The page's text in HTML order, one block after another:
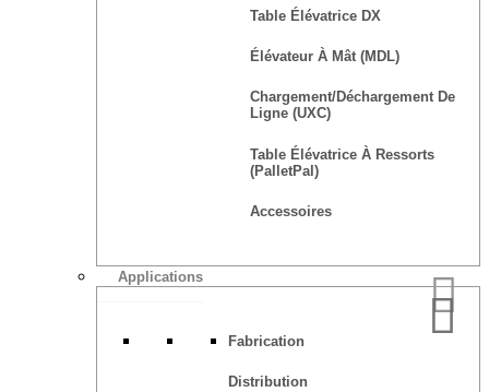
Table Élévatrice DX
Élévateur À Mât (MDL)
Chargement/déchargement De
Ligne (UXC)
Table Élévatrice À Ressorts
(PalletPal)
Accessoires
Applications
Fabrication
Distribution